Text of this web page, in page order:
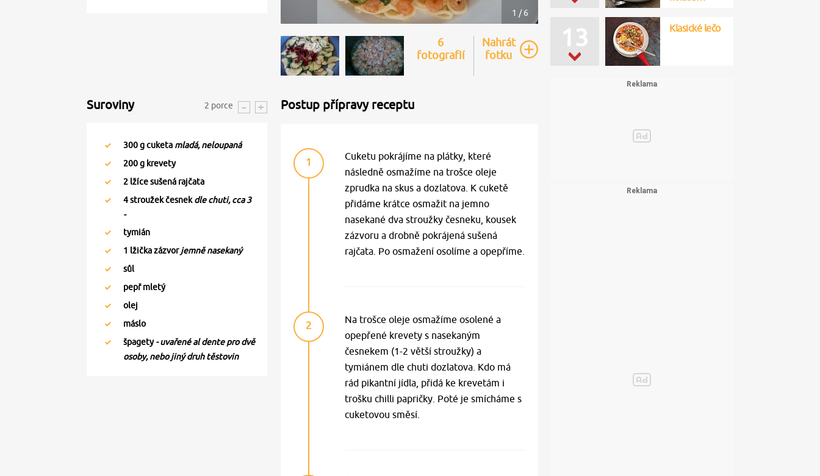
1 / 6
6
fotografií
Nahrát
fotku
Suroviny 2 porce
300g cuketa mladá, neloupaná
200g krevety
2 lžíce sušená rajčata
4stroužek česnekdle chuti, cca 3
-
tymián
1 lžička zázvorjemně nasekaný
sůl
pepř mletý
olej
máslo
špagety- uvařené al dente pro dvě
osoby, nebo jiný druh těstovin
Postup přípravy receptu
1
Cuketu pokrájíme na plátky, které
následně osmažíme na trošce oleje
zprudka na skus a dozlatova. K cuketě
přidáme krátce osmažit na jemno
nasekané dva stroužky česneku, kousek
zázvoru a drobně pokrájená sušená
rajčata. Po osmažení osolíme a opepříme.
2
Na trošce oleje osmažíme osolené a
opepřené krevety s nasekaným
česnekem (1-2 větší stroužky) a
tymiánem dle chuti dozlatova. Kdo má
rád pikantní jídla, přidá ke krevetám i
trošku chilli papričky. Poté je smícháme s
cuketovou směsí.
13 Klasické lečo